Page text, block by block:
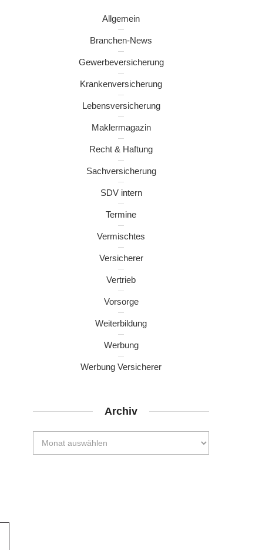
Allgemein
Branchen-News
Gewerbeversicherung
Krankenversicherung
Lebensversicherung
Maklermagazin
Recht & Haftung
Sachversicherung
SDV intern
Termine
Vermischtes
Versicherer
Vertrieb
Vorsorge
Weiterbildung
Werbung
Werbung Versicherer
Archiv